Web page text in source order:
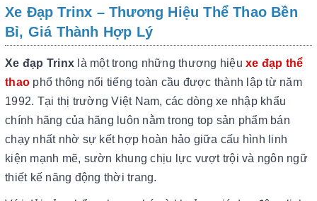
Xe Đạp Trinx – Thương Hiệu Thể Thao Bền
Bỉ, Giá Thành Hợp Lý
Xe đạp Trinx là một trong những thương hiệu xe đạp thể
thao phổ thông nổi tiếng toàn cầu được thành lập từ năm
1992. Tại thị trường Việt Nam, các dòng xe nhập khẩu
chính hãng của hãng luôn nằm trong top sản phẩm bán
chạy nhất nhờ sự kết hợp hoàn hảo giữa cấu hình linh
kiện mạnh mẽ, sườn khung chịu lực vượt trội và ngôn ngữ
thiết kế năng động thời trang.